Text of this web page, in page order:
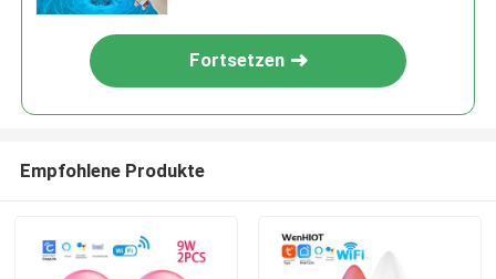
Fortsetzen
Empfohlene Produkte